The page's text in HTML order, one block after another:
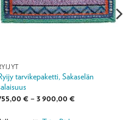
tarvikepaketti, Sakaselän
€ – 3 900,00 €Hintaluokka: